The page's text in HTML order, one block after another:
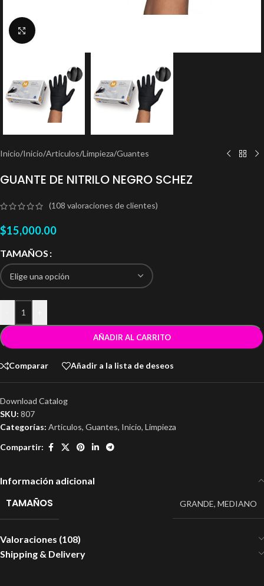
Clic para ampliar
Inicio/Inicio/Articulos/Limpieza/Guantes
GUANTE DE NITRILO NEGRO SCHEZ
(108 valoraciones de clientes)
$15,000.00
TAMAÑOS
AÑADIR AL CARRITO
Comparar Añadir a la lista de deseos
Download Catalog
SKU: 807
Categorías: Articulos, Guantes, Inicio, Limpieza
Compartir:
Información adicional
TAMAÑOS GRANDE, MEDIANO
Valoraciones (108)
Shipping & Delivery